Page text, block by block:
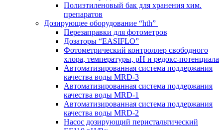
Полиэтиленовый бак для хранения хим.
препаратов
Дозирующее оборудование “hth”
Перезаправки для фотометров
Дозаторы “EASIFLO”
Фотометрический контроллер свободного
хлора, температуры, рН и редокс-потенциала
Автоматизированная система поддержания
качества воды MRD-3
Автоматизированная система поддержания
качества воды MRD-1
Автоматизированная система поддержания
качества воды MRD-2
Насос дозирующий перистальтический